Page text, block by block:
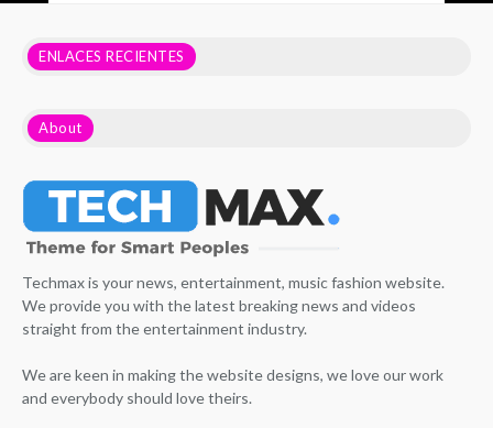
ENLACES RECIENTES
About
Techmax is your news, entertainment, music fashion website.
We provide you with the latest breaking news and videos
straight from the entertainment industry.
We are keen in making the website designs, we love our work
and everybody should love theirs.